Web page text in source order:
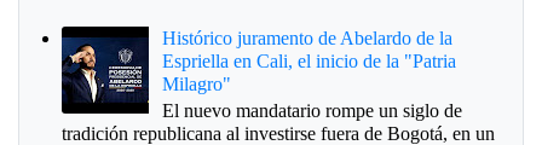
Histórico juramento de Abelardo de la
Espriella en Cali, el inicio de la "Patria
Milagro"
El nuevo mandatario rompe un siglo de
tradición republicana al investirse fuera de Bogotá, en un